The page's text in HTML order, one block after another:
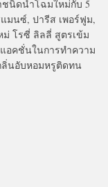
นิดน้ำโฉมใหม่กับ 5
มนซ์, ปารีส เพอร์ฟูม,
ม่ โรซี่ ลิลลี่ สูตรเข้ม
อคชั่นในการทำความ
ลิ่นอับหอมหรูติดทน